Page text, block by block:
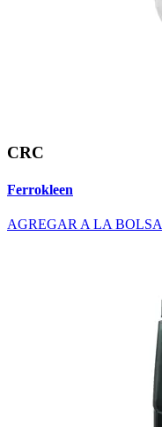
CRC
Ferrokleen
AGREGAR A LA BOLSA